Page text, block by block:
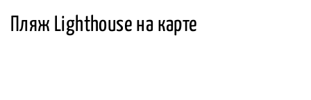
Пляж Lighthouse на карте